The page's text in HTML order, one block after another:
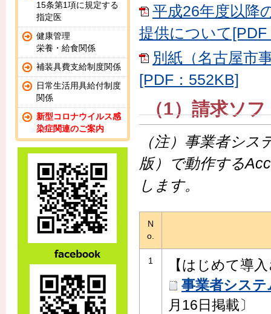
平成26年度以降
提供について[PDF
別紙（名古屋市
[PDF：552KB]
（1）請求ソ
（注）事業者シ
版）で動作する
します。
N
o.
1
【はじめて導
事業者シス
月16日掲載〕
15条第1項に規定する
指定医
健康管理
栄養・給食関係
補装具費支給制度関係
日常生活用具給付制度
関係
新型コロナウイルス感
染症関連のご案内